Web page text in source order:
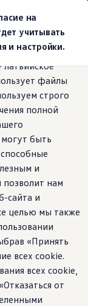
на
учитывать
и настройки.
файлы
строго
полной
быть
и
нам
сайта и
целью мы также
«Принять
всех cookie.
всех cookie,
от
Volkswagen
нового